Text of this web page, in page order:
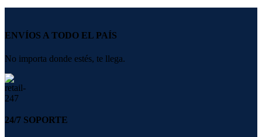
ENVÍOS A TODO EL PAÍS
No importa donde estés, te llega.
24/7 SOPORTE